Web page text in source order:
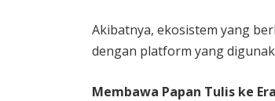
Akibatnya, ekosistem yang
dengan platform yang
Membawa Papan Tulis ke